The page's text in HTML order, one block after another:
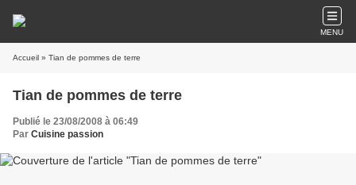
MENU
Accueil » Tian de pommes de terre
Tian de pommes de terre
Publié le 23/08/2008 à 06:49
Par Cuisine passion